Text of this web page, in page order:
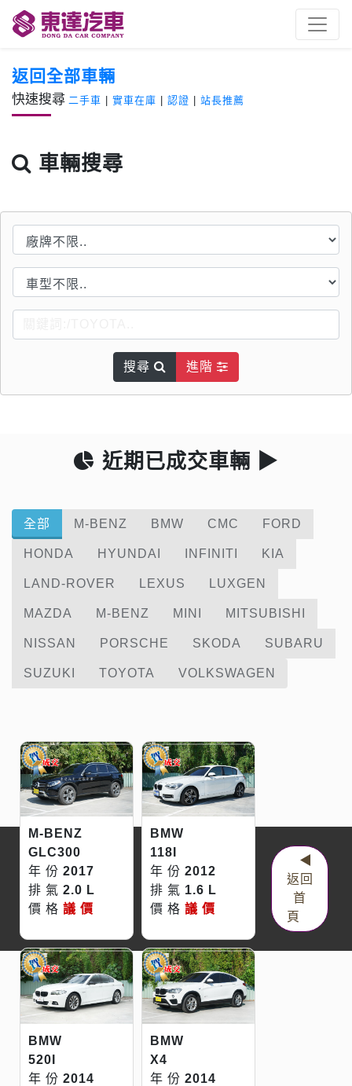
返回全部車輛
快速搜尋 二手車 實車在庫 認證 站長推薦
車輛搜尋
搜尋 進階
近期已成交車輛 ▶
全部 M-BENZ BMW CMC FORD
HONDA HYUNDAI INFINITI KIA
LAND-ROVER LEXUS LUXGEN
MAZDA M-BENZ MINI MITSUBISHI
NISSAN PORSCHE SKODA SUBARU
SUZUKI TOYOTA VOLKSWAGEN
M-BENZ
GLC300
年 份 2017
排 氣 2.0 L
價 格 議 價
BMW
118I
年 份 2012
排 氣 1.6 L
價 格 議 價
BMW
520I
年 份 2014
BMW
X4
年 份 2014
◀
返回
首
頁